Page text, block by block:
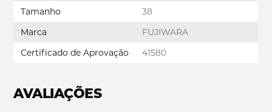
Tamanho
38
Marca
FUJIWARA
Certificado de Aprovação
41580
AVALIAÇÕES